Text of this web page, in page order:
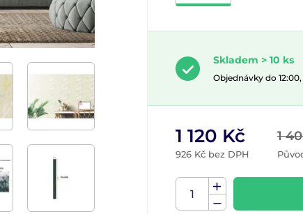
Skladem > 10 ks
Objednávky do
1
1 120 Kč
926 Kč bez DPH